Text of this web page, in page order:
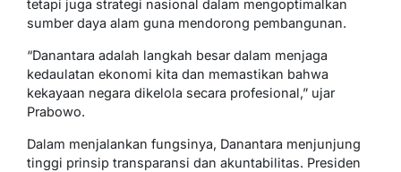
tetapi juga strategi nasional dalam mengoptimalkan
sumber daya alam guna mendorong pembangunan.
“Danantara adalah langkah besar dalam menjaga
kedaulatan ekonomi kita dan memastikan bahwa
kekayaan negara dikelola secara profesional,” ujar
Prabowo.
Dalam menjalankan fungsinya, Danantara menjunjung
tinggi prinsip transparansi dan akuntabilitas. Presiden